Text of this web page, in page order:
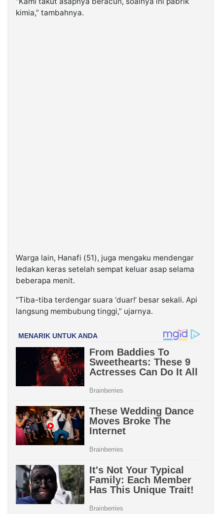
kimia,” tambahnya.
Warga lain, Hanafi (51), juga mengaku mendengar
ledakan keras setelah sempat keluar asap selama
beberapa menit.
“Tiba-tiba terdengar suara ‘duar!’ besar sekali. Api
langsung membubung tinggi,” ujarnya.